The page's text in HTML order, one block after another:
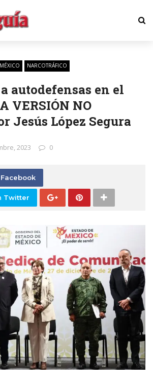
NARCOTRÁFICO
autodefensas en el
VERSIÓN NO
Jesús López Segura
2023 0
Twitter